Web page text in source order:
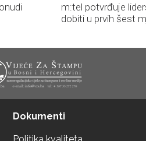
m:tel potvrđuje
dobiti u prvih šest
Dokumenti